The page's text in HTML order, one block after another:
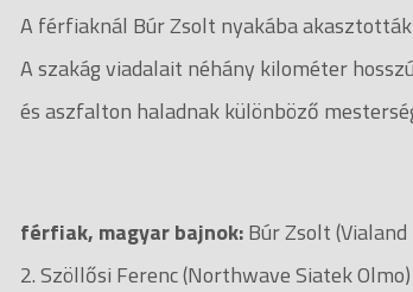
A férfiaknál Búr Zsolt nyakába
A szakág viadalait néhány kilométer
és aszfalton haladnak különböző
férfiak, magyar bajnok:Búr Zsolt
2. Szöllősi Ferenc (Northwave Siatek